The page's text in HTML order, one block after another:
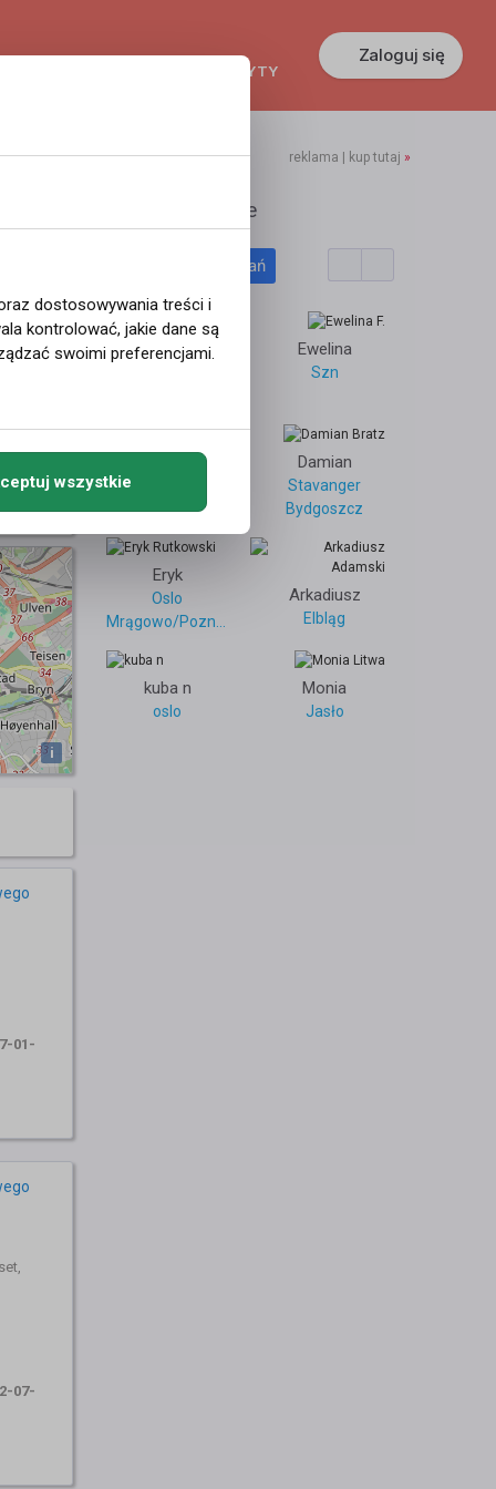
KREDYTY
Zaloguj się
reklama | kup tutaj »
Oslo
15
i
01-
07-
Polecane profile
Filtr wyszukiwań
Paulina Ewelina
Szn
Damian
Stavanger
Bydgoszcz
Eryk
Oslo
Mrągowo/Poznań
Arkadiusz
Elbląg
kuba n
oslo
Monia
Jasło
dostosowywania treści i
kontrolować, jakie dane są
swoimi preferencjami.
wszystkie